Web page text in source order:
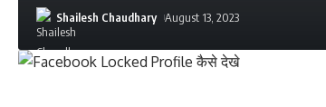
Shailesh Chaudhary August 13, 2023